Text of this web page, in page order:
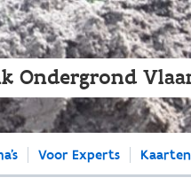
Ondergrond
Voor Experts Kaarten